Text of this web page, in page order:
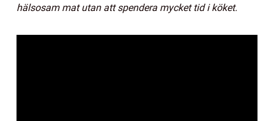
hälsosam mat utan att spendera mycket tid i köket.